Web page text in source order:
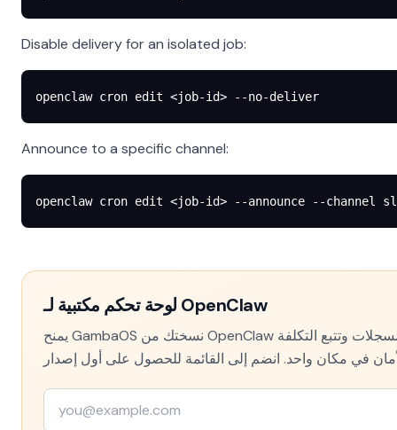
Disable delivery for an isolated job:
openclaw cron edit <job-i d> --no-deliver
Announce to a specific channel:
openclaw cron edit <job-i d> --announce --channel
لوحة تحكم مكتبية لـ OpenClaw
يمنح GambaOS نسختك من OpenClaw واجهة حقيقية — الإعدادات والسجلات وتتبع التكلفة